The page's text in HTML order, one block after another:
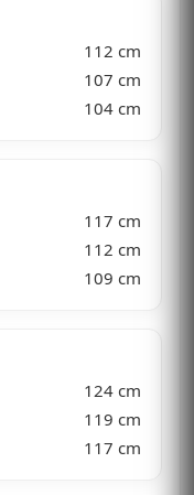
112 cm
107 cm
104 cm
117 cm
112 cm
109 cm
124 cm
119 cm
117 cm